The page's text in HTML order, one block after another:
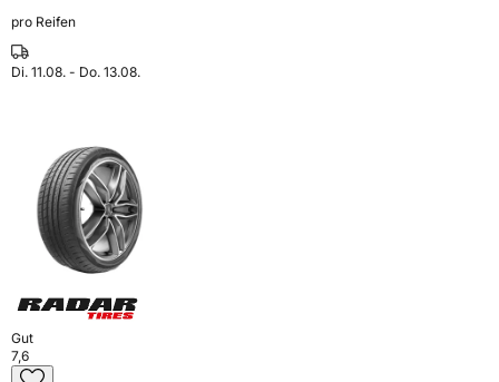
pro Reifen
Di. 11.08. - Do. 13.08.
Gut
7,6